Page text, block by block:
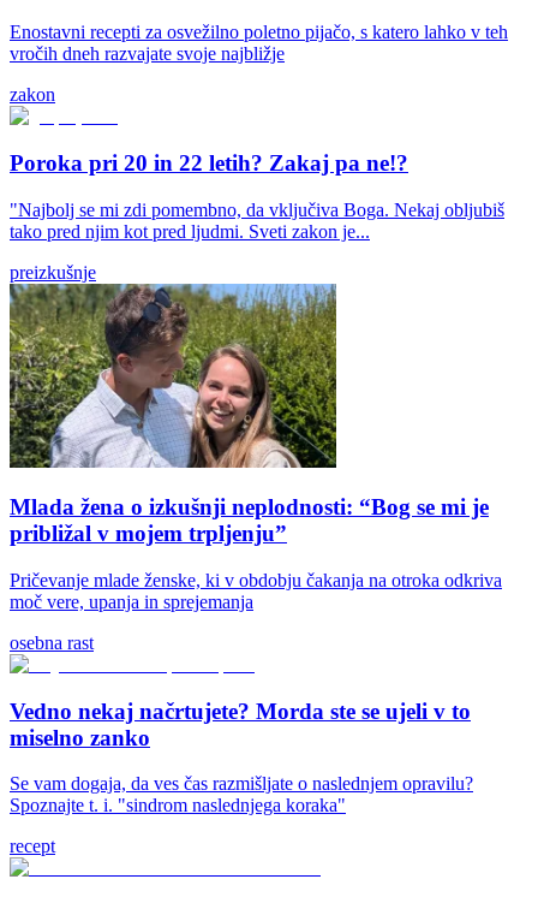
Enostavni recepti za osvežilno poletno pijačo, s katero lahko v teh
vročih dneh razvajate svoje najbližje
zakon
Poroka pri 20 in 22 letih? Zakaj pa ne!?
"Najbolj se mi zdi pomembno, da vključiva Boga. Nekaj obljubiš
tako pred njim kot pred ljudmi. Sveti zakon je...
preizkušnje
Mlada žena o izkušnji neplodnosti: “Bog se mi je
približal v mojem trpljenju”
Pričevanje mlade ženske, ki v obdobju čakanja na otroka odkriva
moč vere, upanja in sprejemanja
osebna rast
Vedno nekaj načrtujete? Morda ste se ujeli v to
miselno zanko
Se vam dogaja, da ves čas razmišljate o naslednjem opravilu?
Spoznajte t. i. "sindrom naslednjega koraka"
recept